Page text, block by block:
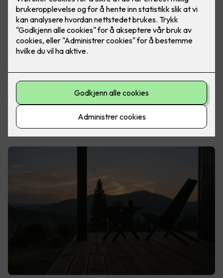
året. Uavhengig om du har en hytte i skjærgården, i landlige
omgivelser eller på fjellet med utsikt over fjellheimen, er
fellesnevneren den samme. Norske hytteeiere elsker rett og
slett å sitte ute på terrassen, for å nyte utsikten og naturen.
Les også:Drømmer du om en smart hytte?